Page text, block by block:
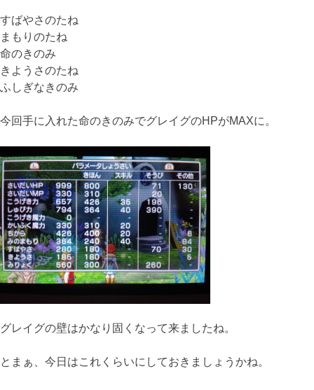
すばやさのたね
まもりのたね
命のきのみ
きようさのたね
ふしぎなきのみ
今回手に入れた命のきのみでグレイグのHPがMAXに。
グレイグの壁はかなり固くなって来ましたね。
とまぁ、今日はこれくらいにしておきましょうかね。